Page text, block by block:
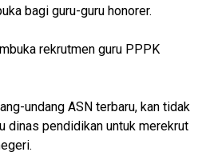
bagi guru-guru honorer.
rekrutmen guru PPPK
undang ASN terbaru, kan tidak
dinas pendidikan untuk merekrut